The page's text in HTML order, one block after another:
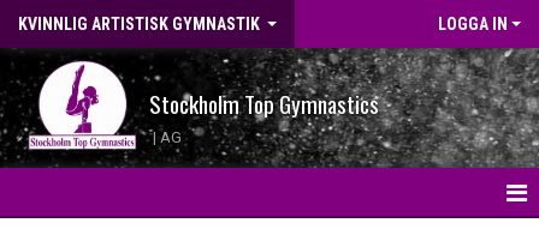
KVINNLIG ARTISTISK GYMNASTIK LOGGA IN
Stockholm Top Gymnastics
| AG